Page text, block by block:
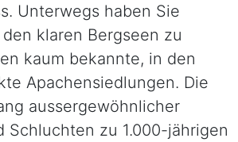
Unterwegs haben Sie
klaren Bergseen zu
kaum bekannte, in den
Apachensiedlungen. Die
aussergewöhnlicher
Schluchten zu 1.000-jährigen